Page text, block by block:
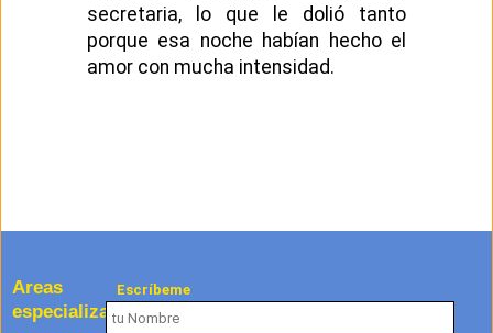
secretaria, lo que le dolió tanto
porque esa noche habían hecho el
amor con mucha intensidad.
Areas
especializadas
Escríbeme